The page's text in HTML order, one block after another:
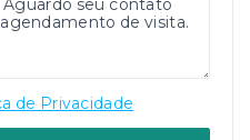
de Privacidade